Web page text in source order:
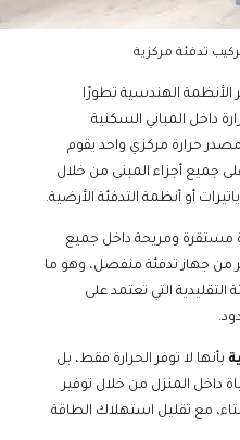
تدفئة مركزية
الأنظمة الهندسية تطورًا
داخل المباني السكنية
حرارة مركزي واحد يقوم
على جميع أجزاء المبنى من خلال
أو أنظمة التدفئة الأرضية.
مستقرة ومريحة داخل جميع
من جهاز تدفئة منفصل، وهو ما
التي تعتمد على
بأنها لا توفر الحرارة فقط، بل
داخل المنزل من خلال توفير
مع تقليل استهلاك الطاقة